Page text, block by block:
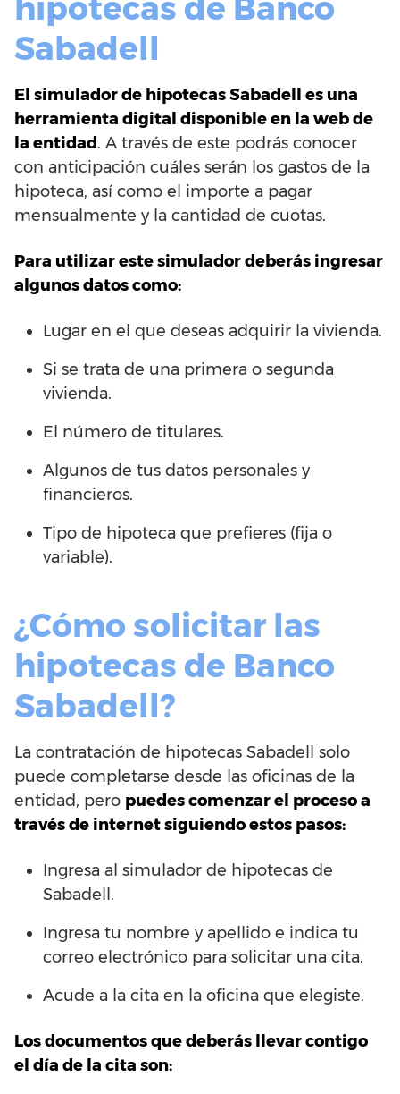
hipotecas de Banco
Sabadell
El simulador de hipotecas Sabadell es una
herramienta digital disponible en la web de
la entidad . A través de este podrás conocer
con anticipación cuáles serán los gastos de la
hipoteca, así como el importe a pagar
mensualmente y la cantidad de cuotas.
Para utilizar este simulador deberás ingresar
algunos datos como:
Lugar en el que deseas adquirir la vivienda.
Si se trata de una primera o segunda
vivienda.
El número de titulares.
Algunos de tus datos personales y
financieros.
Tipo de hipoteca que prefieres (fija o
variable).
¿Cómo solicitar las
hipotecas de Banco
Sabadell?
La contratación de hipotecas Sabadell solo
puede completarse desde las oficinas de la
entidad, pero puedes comenzar el proceso a
través de internet siguiendo estos pasos:
Ingresa al simulador de hipotecas de
Sabadell.
Ingresa tu nombre y apellido e indica tu
correo electrónico para solicitar una cita.
Acude a la cita en la oficina que elegiste.
Los documentos que deberás llevar contigo
el día de la cita son: